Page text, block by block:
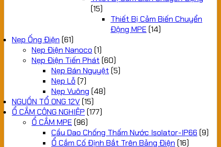
(15)
Thiết Bị Cảm Biến Chuyển
Động MPE (14)
Nẹp Ống Điện (61)
Nẹp Điện Nanoco (1)
Nẹp Điện Tiến Phát (60)
Nẹp Bán Nguyệt (5)
Nẹp Lỗ (7)
Nẹp Vuông (48)
NGUỒN TỔ ONG 12V(15)
Ổ CẮM CÔNG NGHIỆP (177)
Ổ CẮM MPE (96)
Cầu Dao Chống Thấm Nước Isolator-IP66 (9)
Ổ Cắm Cố Định Bắt Trên Bảng Điện (16)